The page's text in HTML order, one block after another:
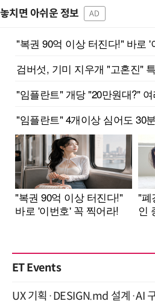
놓치면 아쉬운 정보 AD
ET Events